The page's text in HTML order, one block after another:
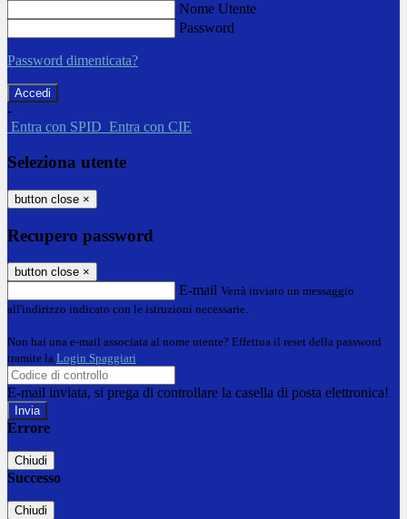
Nome Utente
Password
Password dimenticata?
-
Entra con SPID Entra con CIE
Seleziona utente
button close ×
Recupero password
button close ×
E-mail Verrà inviato un messaggio
all'indirizzo indicato con le istruzioni necessarie.
Non hai una e-mail associata al nome utente? Effettua il reset della password
tramite la Login Spaggiari
E-mail inviata, si prega di controllare la casella di posta elettronica!
Errore
Chiudi
Successo
Chiudi